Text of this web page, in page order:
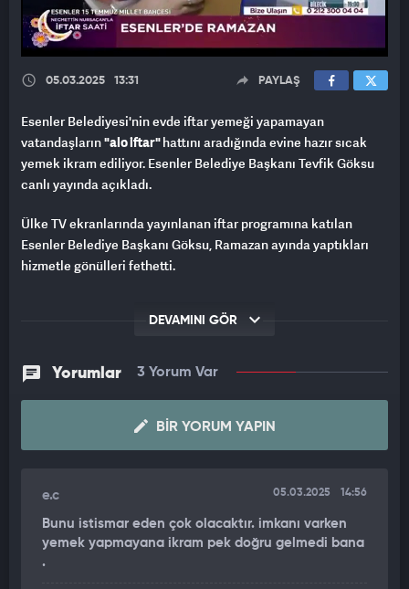
05.03.2025 13:31 PAYLAŞ
Esenler Belediyesi'nin evde iftar yemeği yapamayan
vatandaşların"alo iftar"hattını aradığında evine hazır sıcak
yemek ikram ediliyor. Esenler Belediye Başkanı Tevfik Göksu
canlı yayında açıkladı.
Ülke TV ekranlarında yayınlanan iftar programına katılan
Esenler Belediye Başkanı Göksu, Ramazan ayında yaptıkları
hizmetle gönülleri fethetti.
yapmak istemeyen kadınlara özel evlere iftar yemeği servisi
Esenler Belediye Başkanı Mehmet Tevfik Göksu
uygulamayı
Nursaçan'la İftar Saati”programında paylaştı.
halka gidiyor.”, “Faydalanan vatandaşlarımıza afiyet şifa
DEVAMINI GÖR
Yorumlar 3 Yorum Var
BIR YORUM YAPIN
e.c 05.03.2025 14:56
Bunu istismar eden çok olacaktır. imkanı varken
yemek yapmayana ikram pek doğru gelmedi bana
.